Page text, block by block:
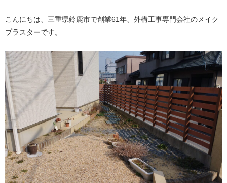
こんにちは、三重県鈴鹿市で創業61年、外構工事専門会社のメイク
プラスターです。